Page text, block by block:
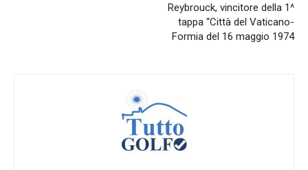
Reybrouck, vincitore della 1^
tappa “Città del Vaticano-
Formia del 16 maggio 1974